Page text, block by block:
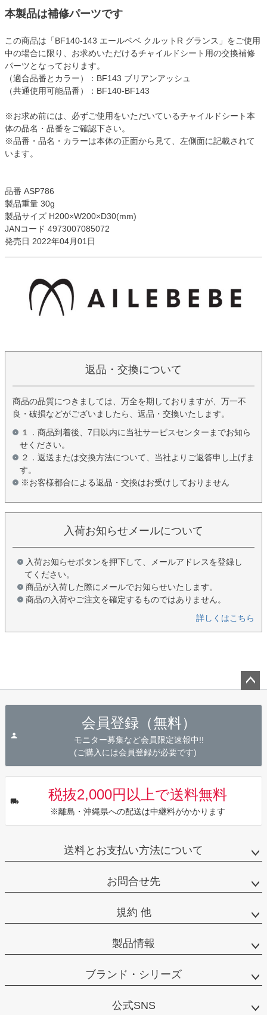
本製品は補修パーツです
この商品は「BF140-143 エールベベ クルットR グランス」をご使用
中の場合に限り、お求めいただけるチャイルドシート用の交換補修
パーツとなっております。
（適合品番とカラー）：BF143 ブリアンアッシュ
（共通使用可能品番）：BF140-BF143
※お求め前には、必ずご使用をいただいているチャイルドシート本
体の品名・品番をご確認下さい。
※品番・品名・カラーは本体の正面から見て、左側面に記載されて
います。
品番 ASP786
製品重量 30g
製品サイズ H200×W200×D30(mm)
JANコード 4973007085072
発売日 2022年04月01日
返品・交換について
商品の品質につきましては、万全を期しておりますが、万一不
良・破損などがございましたら、返品・交換いたします。
１．商品到着後、7日以内に当社サービスセンターまでお知ら
せください。
２．返送または交換方法について、当社よりご返答申し上げま
す。
※お客様都合による返品・交換はお受けしておりません
入荷お知らせメールについて
入荷お知らせボタンを押下して、メールアドレスを登録し
てください。
商品が入荷した際にメールでお知らせいたします。
商品の入荷やご注文を確定するものではありません。
詳しくはこちら
会員登録（無料）
モニター募集など会員限定速報中!!
(ご購入には会員登録が必要です)
税抜2,000円以上で送料無料
※離島・沖縄県への配送は中継料がかかります
送料とお支払い方法について
お問合せ先
規約 他
製品情報
ブランド・シリーズ
公式SNS